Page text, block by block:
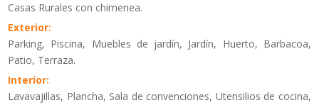
Casas Rurales con chimenea.
Exterior:
Parking, Piscina, Muebles de jardín, Jardín, Huerto, Barbacoa,
Patio, Terraza.
Interior:
Lavavajillas, Plancha, Sala de convenciones, Utensilios de cocina,